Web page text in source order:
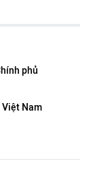
phủ
Nam